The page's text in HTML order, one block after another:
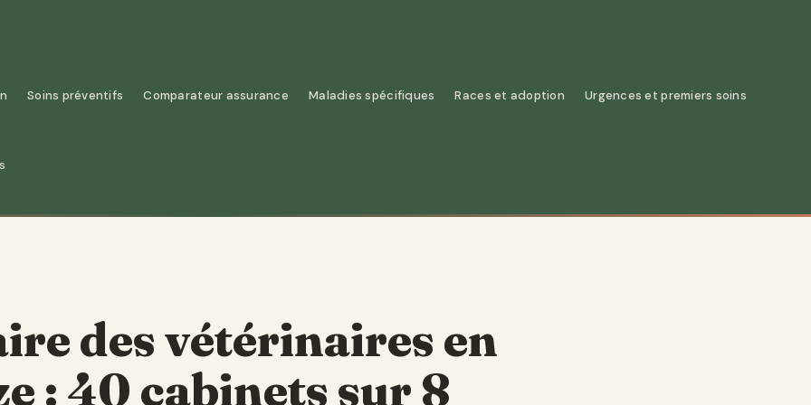
Soins préventifs Comparateur assurance Maladies spécifiques Races et adoption Urgences et premiers soins
des vétérinaires en
: 40 cabinets sur 8